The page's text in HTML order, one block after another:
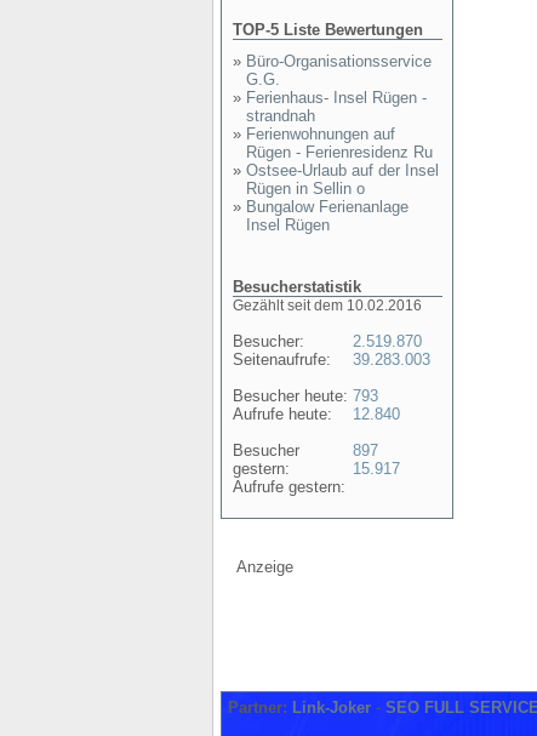
TOP-5 Liste Bewertungen
» Büro-Organisationsservice
G.G.
» Ferienhaus- Insel Rügen -
strandnah
» Ferienwohnungen auf
Rügen - Ferienresidenz Ru
» Ostsee-Urlaub auf der Insel
Rügen in Sellin o
» Bungalow Ferienanlage
Insel Rügen
Besucherstatistik
Gezählt seit dem 10.02.2016
Besucher:
Seitenaufrufe:
Besucher heute:
Aufrufe heute:
Besucher
gestern:
Aufrufe gestern:
2.519.870
39.283.003
793
12.840
897
15.917
Anzeige
Partner: Link-Joker - SEO FULL SERVICE